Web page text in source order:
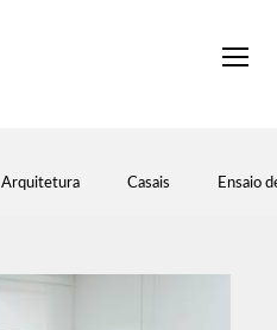
Arquitetura Casais Ensaio